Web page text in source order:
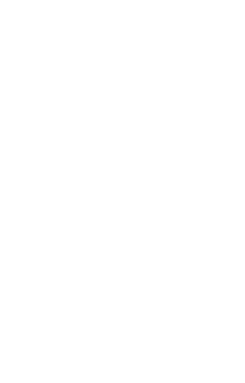
PER LA